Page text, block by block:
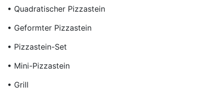
• Quadratischer Pizzastein
• Geformter Pizzastein
• Pizzastein-Set
• Mini-Pizzastein
• Grill